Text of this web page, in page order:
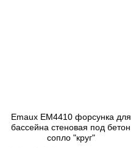
Emaux EM4410 форсунка для
бассейна стеновая под бетон
сопло "круг"